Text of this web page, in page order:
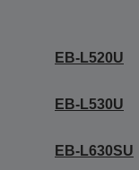
EB-L520U
EB-L530U
EB-L630SU